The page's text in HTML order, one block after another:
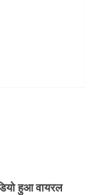
हुआ वायरल